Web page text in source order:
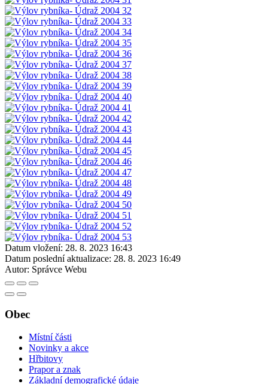
Datum vložení: 28. 8. 2023 16:43
Datum poslední aktualizace: 28. 8. 2023 16:49
Autor: Správce Webu
Obec
Místní části
Novinky a akce
Hřbitovy
Prapor a znak
Základní demografické údaje